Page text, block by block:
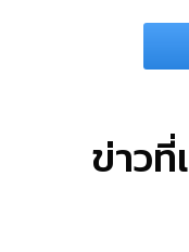
ข่าว